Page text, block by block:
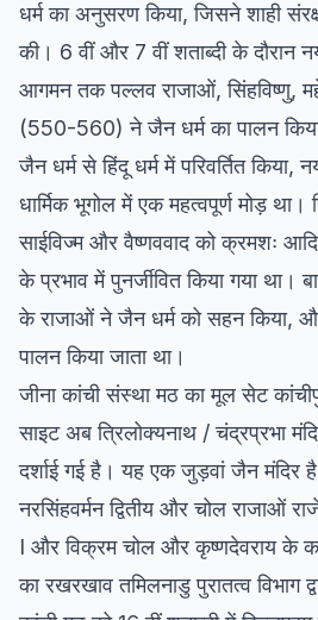
धर्म का अनुसरण किया, जिसने शाही
की। 6 वीं और 7 वीं शताब्दी के दौरान
आगमन तक पल्लव राजाओं, सिंहविष्णु,
(550-560) ने जैन धर्म का पालन
जैन धर्म से हिंदू धर्म में परिवर्तित किया,
धार्मिक भूगोल में एक महत्वपूर्ण मोड़ था।
साईविज्म और वैष्णववाद को क्रमशः
के प्रभाव में पुनर्जीवित किया गया था।
के राजाओं ने जैन धर्म को सहन किया,
पालन किया जाता था।
जीना कांची संस्था मठ का मूल सेट
साइट अब त्रिलोक्यनाथ / चंद्रप्रभा
दर्शाई गई है। यह एक जुड़वां जैन मंदिर
नरसिंहवर्मन द्वितीय और चोल राजाओं
I और विक्रम चोल और कृष्णदेवराय के
का रखरखाव तमिलनाडु पुरातत्व विभाग